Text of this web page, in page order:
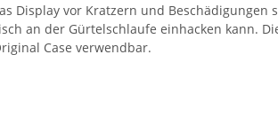
Display vor Kratzern und Beschädigungen
an der Gürtelschlaufe einhacken kann.
Case verwendbar.